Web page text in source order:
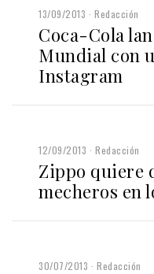
13/09/2013 Redacción
Coca-Cola
Mundial con
Instagram
12/09/2013 Redacción
Zippo quiere
mecheros en
30/07/2013 Redacción